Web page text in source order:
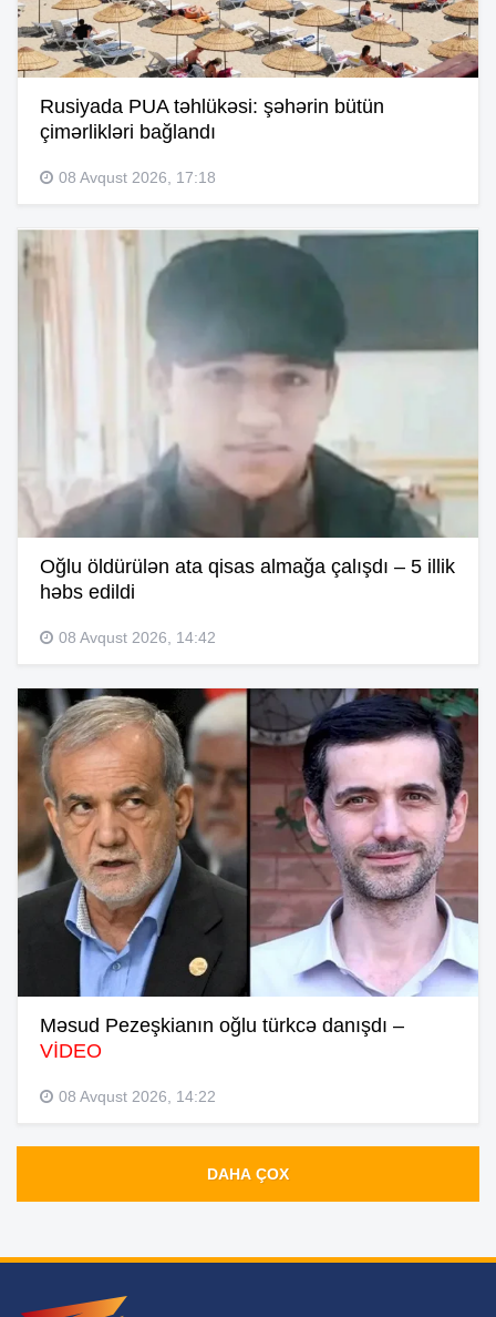
Rusiyada PUA təhlükəsi: şəhərin bütün
çimərlikləri bağlandı
08 Avqust 2026, 17:18
Oğlu öldürülən ata qisas almağa çalışdı – 5 illik
həbs edildi
08 Avqust 2026, 14:42
Məsud Pezeşkianın oğlu türkcə danışdı –
VİDEO
08 Avqust 2026, 14:22
DAHA ÇOX